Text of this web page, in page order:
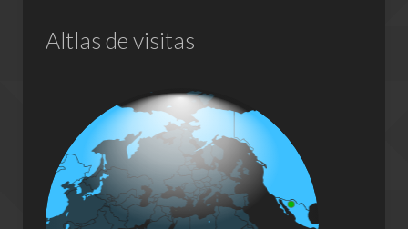
Altlas de visitas